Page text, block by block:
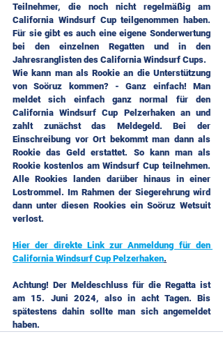
Teilnehmer, die noch nicht regelmäßig am
California Windsurf Cup teilgenommen haben.
Für sie gibt es auch eine eigene Sonderwertung
bei den einzelnen Regatten und in den
Jahresranglisten des California Windsurf Cups.
Wie kann man als Rookie an die Unterstützung
von Soöruz kommen? - Ganz einfach! Man
meldet sich einfach ganz normal für den
California Windsurf Cup Pelzerhaken an und
zahlt zunächst das Meldegeld. Bei der
Einschreibung vor Ort bekommt man dann als
Rookie das Geld erstattet. So kann man als
Rookie kostenlos am Windsurf Cup teilnehmen.
Alle Rookies landen darüber hinaus in einer
Lostrommel. Im Rahmen der Siegerehrung wird
dann unter diesen Rookies ein Soöruz Wetsuit
verlost.
Hier der direkte Link zur Anmeldung für den
California Windsurf Cup Pelzerhaken.
Achtung! Der Meldeschluss für die Regatta ist
am 15. Juni 2024, also in acht Tagen. Bis
spätestens dahin sollte man sich angemeldet
haben.